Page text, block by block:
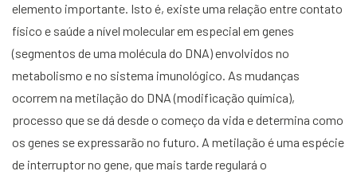
elemento importante. Isto é, existe uma relação entre contato
físico e saúde a nível molecular em especial em genes
(segmentos de uma molécula do DNA) envolvidos no
metabolismo e no sistema imunológico. As mudanças
ocorrem na metilação do DNA (modificação química),
processo que se dá desde o começo da vida e determina como
os genes se expressarão no futuro. A metilação é uma espécie
de interruptor no gene, que mais tarde regulará o